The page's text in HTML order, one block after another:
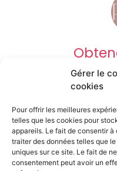
Gérer le
cookies
Pour offrir les meilleures
telles que les cookies pour
appareils. Le fait de consentir
traiter des données telles que
uniques sur ce site. Le fait de
consentement peut avoir un
DEVIS